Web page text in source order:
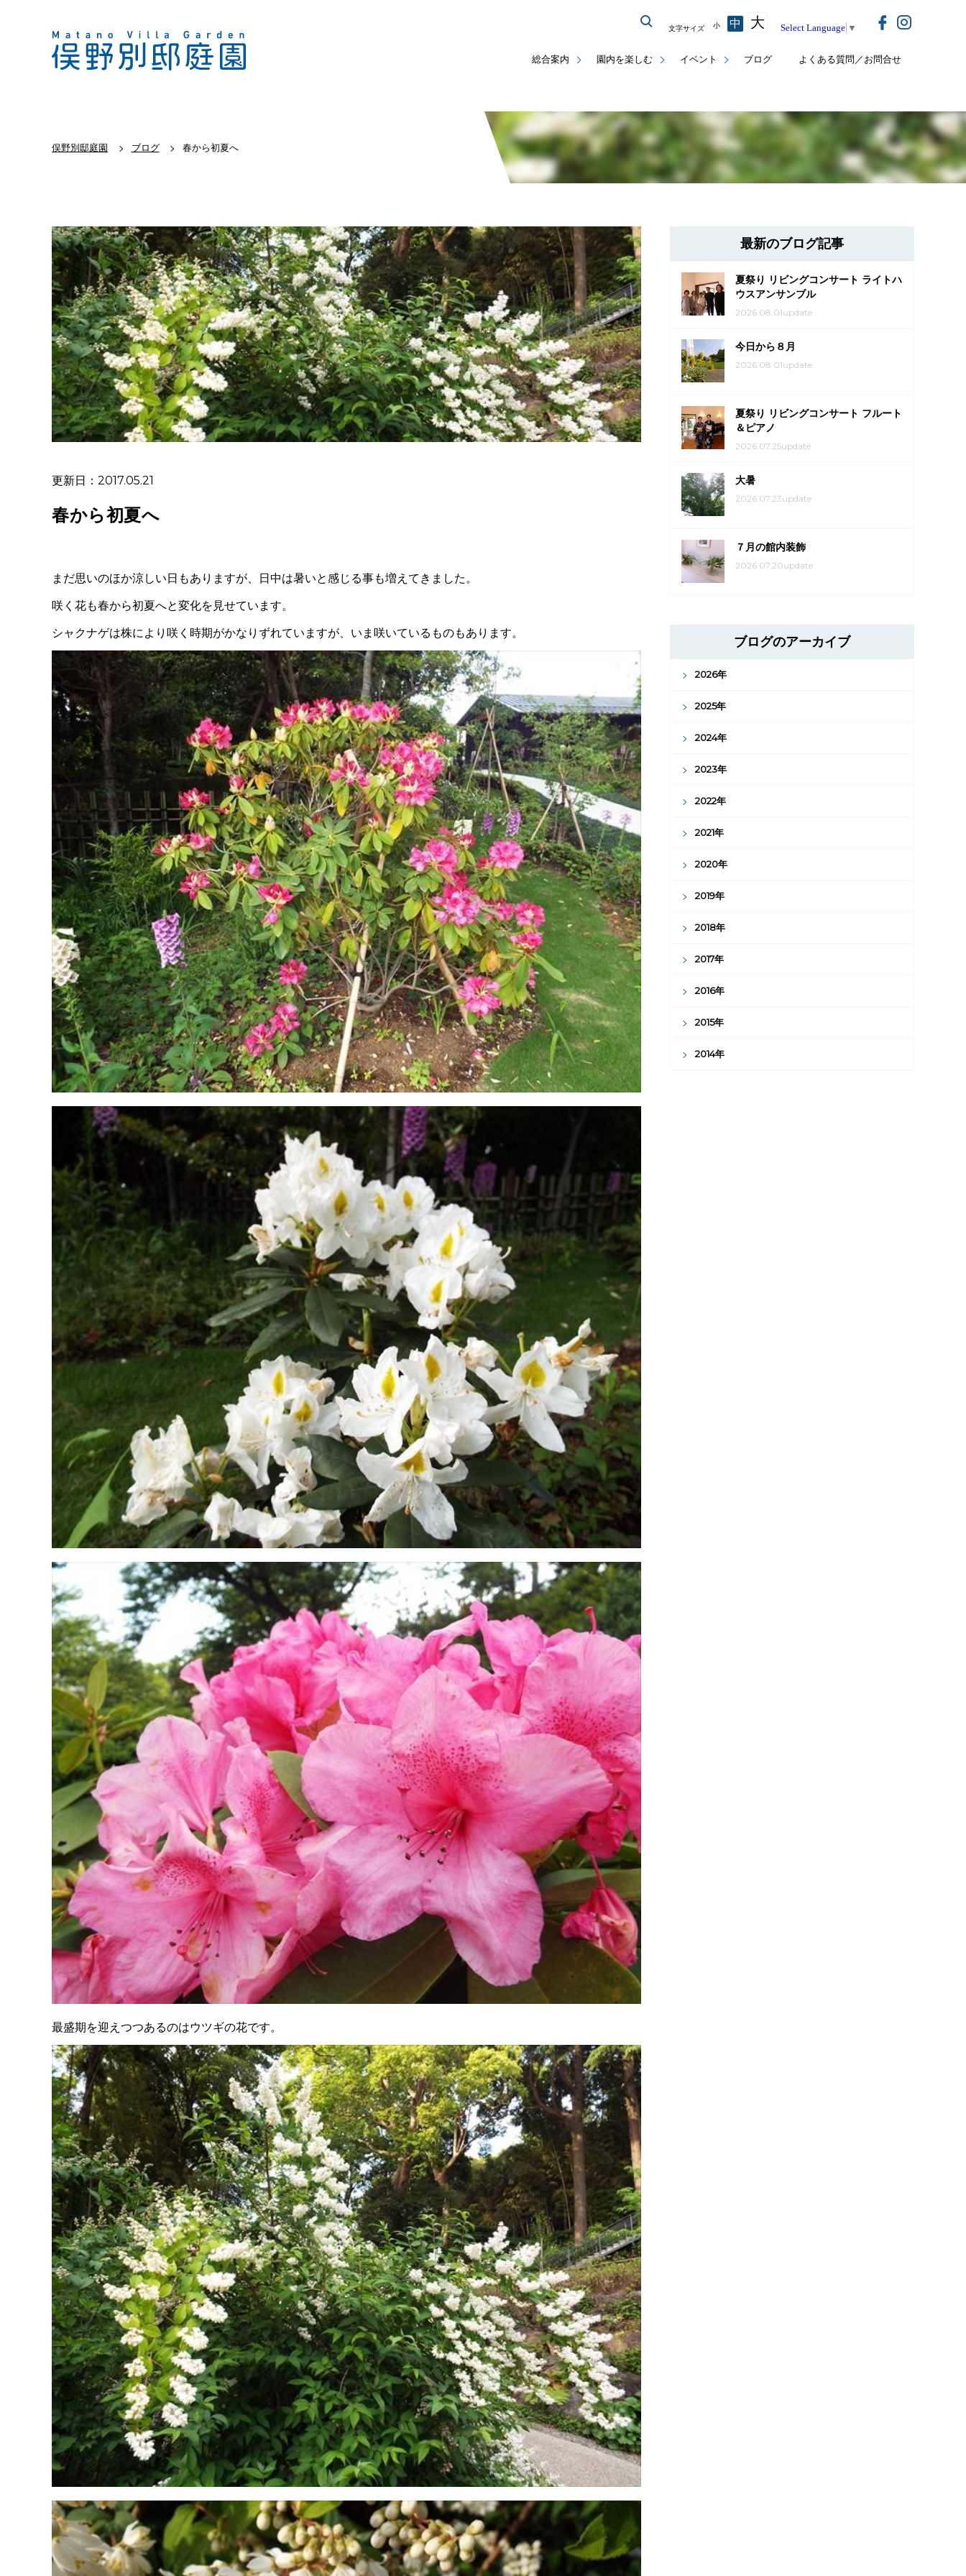
総合案内 園内を楽しむ イベント ブログ よくある質問／お問合せ
文字サイズ 小 中 大 Select Language ▼
俣野別邸庭園 ブログ 春から初夏へ
更新日：2017.05.21
春から初夏へ
まだ思いのほか涼しい日もありますが、日中は暑いと感じる事も増えてきました。
咲く花も春から初夏へと変化を見せています。
シャクナゲは株により咲く時期がかなりずれていますが、いま咲いているものもあります。
最盛期を迎えつつあるのはウツギの花です。
最新のブログ記事
夏祭り リビングコンサート ライトハ
ウスアンサンブル
2026.08.01update
今日から８月
2026.08.01update
夏祭り リビングコンサート フルート
＆ピアノ
2026.07.25update
大暑
2026.07.23update
７月の館内装飾
2026.07.20update
ブログのアーカイブ
2026年
2025年
2024年
2023年
2022年
2021年
2020年
2019年
2018年
2017年
2016年
2015年
2014年